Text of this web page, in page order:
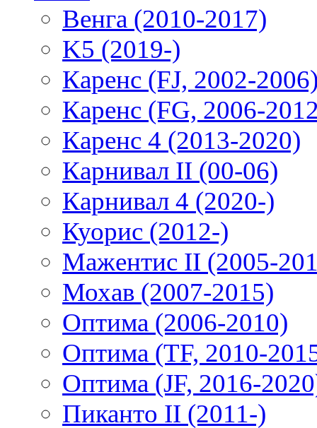
Венга (2010-2017)
K5 (2019-)
Каренс (FJ, 2002-
Каренс (FG, 2006-
Каренс 4 (2013-2020)
Карнивал II (00-06)
Карнивал 4 (2020-)
Куорис (2012-)
Мажентис II (2005-
Мохав (2007-2015)
Оптима (2006-2010)
Оптима (TF, 2010-
Оптима (JF, 2016-
Пиканто II (2011-)